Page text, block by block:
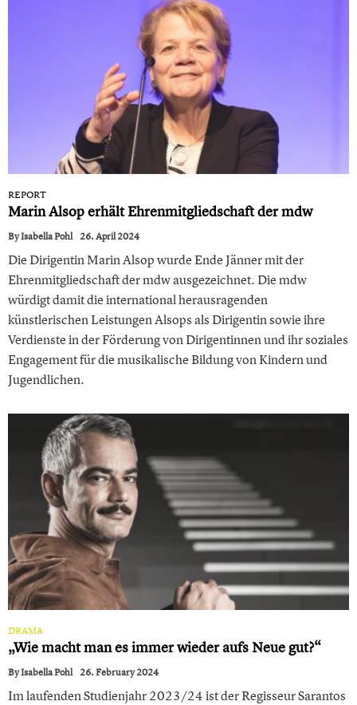
REPORT
Marin Alsop erhält Ehrenmitgliedschaft der mdw
ByIsabella Pohl 26. April 2024
Die Dirigentin Marin Alsop wurde Ende Jänner mit der
Ehrenmitgliedschaft der mdw ausgezeichnet. Die mdw
würdigt damit die international herausragenden
künstlerischen Leistungen Alsops als Dirigentin sowie ihre
Verdienste in der Förderung von Dirigentinnen und ihr soziales
Engagement für die musikalische Bildung von Kindern und
Jugendlichen.
DRAMA
„Wie macht man es immer wieder aufs Neue gut?“
ByIsabella Pohl 26. February 2024
Im laufenden Studienjahr 2023/24 ist der Regisseur Sarantos